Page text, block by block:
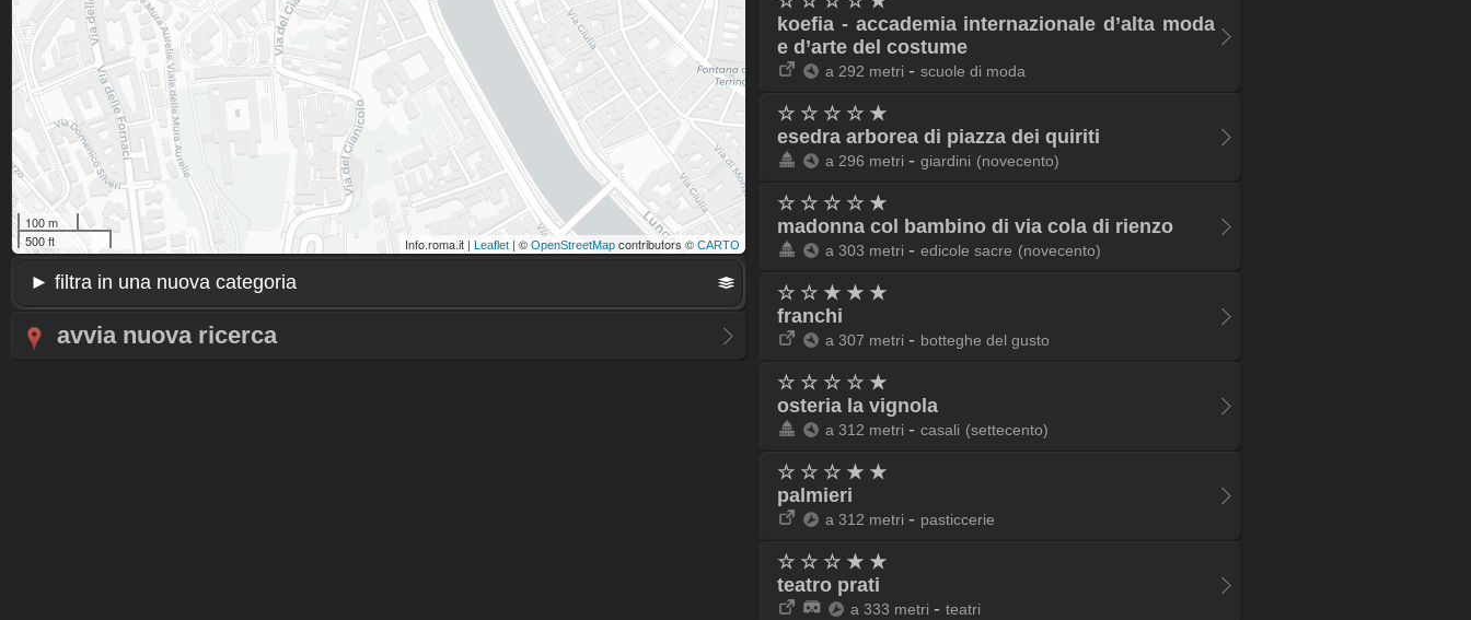
100 m
500 ft
Info.roma.it | Leaflet | © OpenStreetMap contributors © CARTO
avvia nuova ricerca
koefia - accademia internazionale d’alta moda
e d’arte del costume
a 292 metri - scuole di moda
☆ ☆ ☆ ☆ ★
esedra arborea di piazza dei quiriti
a 296 metri - giardini (novecento)
☆ ☆ ☆ ☆ ★
madonna col bambino di via cola di rienzo
a 303 metri - edicole sacre (novecento)
☆ ☆ ★ ★ ★
franchi
a 307 metri - botteghe del gusto
☆ ☆ ☆ ☆ ★
osteria la vignola
a 312 metri - casali (settecento)
☆ ☆ ☆ ★ ★
palmieri
a 312 metri - pasticcerie
☆ ☆ ☆ ★ ★
teatro prati
a 333 metri - teatri